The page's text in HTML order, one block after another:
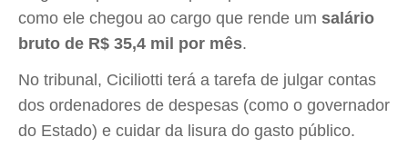
como ele chegou ao cargo que rende um salário
bruto de R$ 35,4 mil por mês.
No tribunal, Ciciliotti terá a tarefa de julgar contas
dos ordenadores de despesas (como o governador
do Estado) e cuidar da lisura do gasto público.